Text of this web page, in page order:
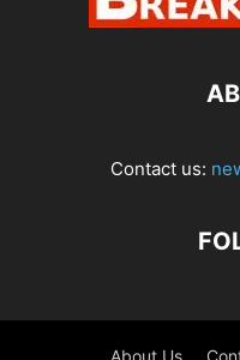
Contact us:
About Us